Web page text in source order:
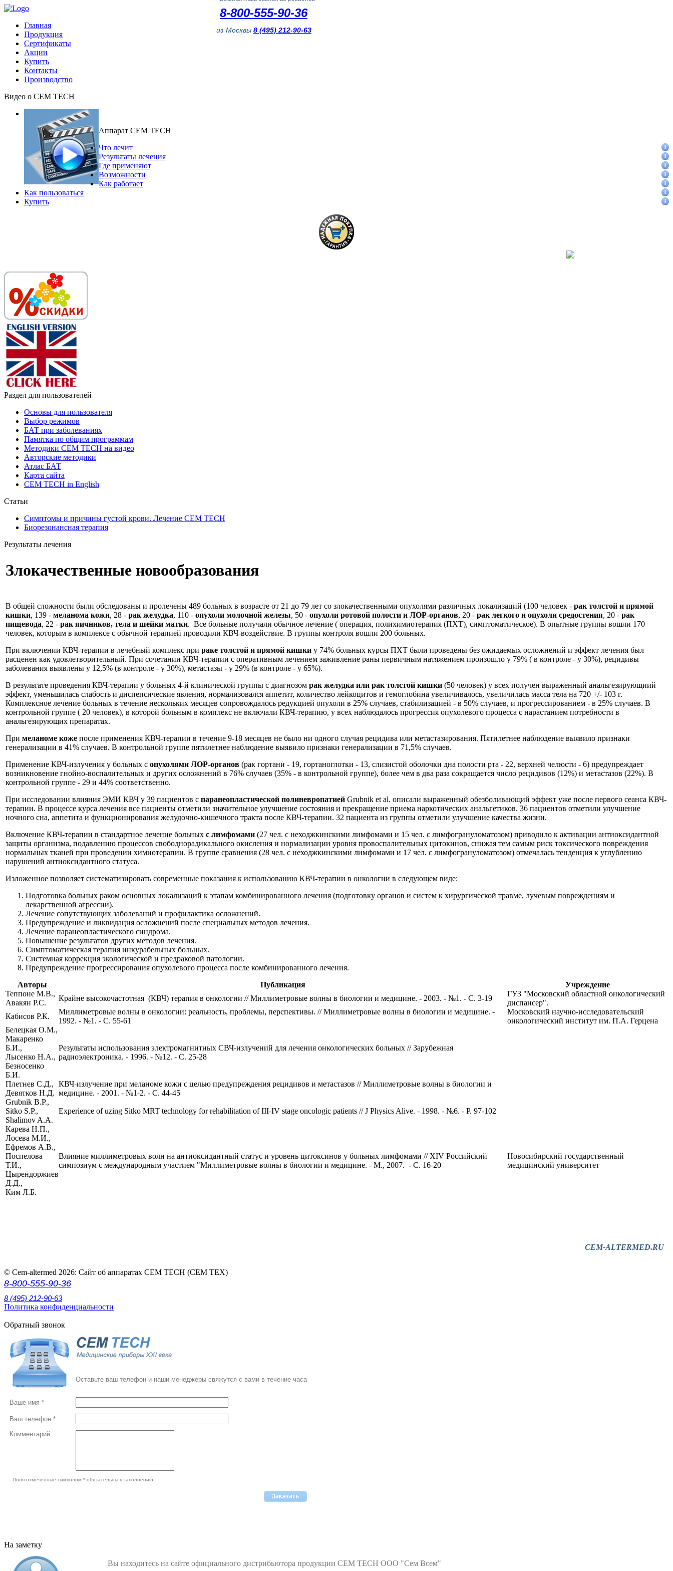
8-800-555-90-36
из Москвы 8 (495) 212-90-63
Главная
Продукция
Сертификаты
Акции
Купить
Контакты
Производство
Видео о CEM TECH
Аппарат CEM TECH
Что лечит
Результаты лечения
Где применяют
Возможности
Как работает
Как пользоваться
Купить
Раздел для пользователей
Основы для пользователя
Выбор режимов
БАТ при заболеваниях
Памятка по общим программам
Методики СЕМ ТЕСН на видео
Авторские методики
Атлас БАТ
Карта сайта
CEM TECH in English
Статьи
Симптомы и причины густой крови. Лечение СЕМ ТЕСН
Биорезонансная терапия
Результаты лечения
Злокачественные новообразования
В общей сложности были обследованы и пролечены 489 больных в возрасте от 21 до 79 лет со злокачественными опухолями различных локализаций (100 человек - рак толстой и прямой
кишки, 139 - меланома кожи, 28 - рак желудка, 110 - опухоли молочной железы, 50 - опухоли ротовой полости и ЛОР-органов, 20 - рак легкого и опухоли средостения, 20 - рак
пищевода, 22 - рак яичников, тела и шейки матки. Все больные получали обычное лечение ( операция, полихимиотерапия (ПХТ), симптоматическое). В опытные группы вошли 170
человек, которым в комплексе с обычной терапией проводили КВЧ-воздействие. В группы контроля вошли 200 больных.
При включении КВЧ-терапии в лечебный комплекс при раке толстой и прямой кишки у 74% больных курсы ПХТ были проведены без ожидаемых осложнений и эффект лечения был
расценен как удовлетворительный. При сочетании КВЧ-терапии с оперативным лечением заживление раны первичным натяжением произошло у 79% ( в контроле - у 30%), рецидивы
заболевания выявлены у 12,5% (в контроле - у 30%), метастазы - у 29% (в контроле - у 65%).
В результате проведения КВЧ-терапии у больных 4-й клинической группы с диагнозом рак желудка или рак толстой кишки (50 человек) у всех получен выраженный анальгезирующиий
эффект, уменьшилась слабость и диспепсические явления, нормализовался аппетит, количество лейкоцитов и гемоглобина увеличивалось, увеличилась масса тела на 720 +/- 103 г.
Комплексное лечение больных в течение нескольких месяцев сопровождалось редукцией опухоли в 25% случаев, стабилизацией - в 50% случаев, и прогрессированием - в 25% случаев. В
контрольной группе ( 20 человек), в которой больным в комплекс не включали КВЧ-терапию, у всех наблюдалось прогрессия опухолевого процесса с нарастанием потребности в
анальгезирующих препаратах.
При меланоме коже после применения КВЧ-терапии в течение 9-18 месяцев не было ни одного случая рецидива или метастазирования. Пятилетнее наблюдение выявило признаки
генерализации в 41% случаев. В контрольной группе пятилетнее наблюдение выявило признаки генерализации в 71,5% случаев.
Применение КВЧ-излучения у больных с опухолями ЛОР-органов (рак гортани - 19, гортаноглотки - 13, слизистой оболочки дна полости рта - 22, верхней челюсти - 6) предупреждает
возникновение гнойно-воспалительных и других осложнений в 76% случаев (35% - в контрольной группе), более чем в два раза сокращается число рецидивов (12%) и метастазов (22%). В
контрольной группе - 29 и 44% соответственно.
При исследовании влияния ЭМИ КВЧ у 39 пациентов с паранеопластической полиневропатией Grubnik et al. описали выраженный обезболивающий эффект уже после первого сеанса КВЧ-
терапии. В процессе курса лечения все пациенты отметили значительное улучшение состояния и прекращение приема наркотических анальгетиков. 36 пациентов отметили улучшение
ночного сна, аппетита и функционирования желудочно-кишечного тракта после КВЧ-терапии. 32 пациента из группы отметили улучшение качества жизни.
Включение КВЧ-терапии в стандартное лечение больных с лимфомами (27 чел. с неходжкинскими лимфомами и 15 чел. с лимфогрануломатозом) приводило к активации антиоксидантной
защиты организма, подавлению процессов свободнорадикального окисления и нормализации уровня провоспалительных цитокинов, снижая тем самым риск токсического повреждения
нормальных тканей при проведении химиотерапии. В группе сравнения (28 чел. с неходжкинскими лимфомами и 17 чел. с лимфогрануломатозом) отмечалась тенденция к углублению
нарушений антиоксидантного статуса.
Изложенное позволяет систематизировать современные показания к использованию КВЧ-терапии в онкологии в следующем виде:
Подготовка больных раком основных локализаций к этапам комбинированного лечения (подготовку органов и систем к хирургической травме, лучевым повреждениям и
лекарственной агрессии).
Лечение сопутствующих заболеваний и профилактика осложнений.
Предупреждение и ликвидация осложнений после специальных методов лечения.
Лечение паранеопластического синдрома.
Повышение результатов других методов лечения.
Симптоматическая терапия инкурабельных больных.
Системная коррекция экологической и предраковой патологии.
Предупреждение прогрессирования опухолевого процесса после комбинированного лечения.
Авторы
Публикация
Учреждение
Теппоне М.В.,
Авакян Р.С.
Крайне высокочастотная (КВЧ) терапия в онкологии // Миллиметровые волны в биологии и медицине. - 2003. - №1. - С. 3-19
ГУЗ "Московский областной онкологический
диспансер".
Кабисов Р.К.
Миллиметровые волны в онкологии: реальность, проблемы, перспективы. // Миллиметровые волны в биологии и медицине. -
1992. - №1. - С. 55-61
Московский научно-исследовательский
онкологический институт им. П.А. Герцена
Белецкая О.М.,
Макаренко
Б.И.,
Лысенко Н.А.,
Безносенко
Б.И.
Результаты использования электромагнитных СВЧ-излучений для лечения онкологических больных // Зарубежная
радиоэлектроника. - 1996. - №12. - С. 25-28
Плетнев С.Д.,
Девятков Н.Д.
КВЧ-излучение при меланоме кожи с целью предупреждения рецидивов и метастазов // Миллиметровые волны в биологии и
медицине. - 2001. - №1-2. - С. 44-45
Grubnik B.P.,
Sitko S.P.,
Shalimov A.A.
Experience of uzing Sitko MRT technology for rehabilitation of III-IV stage oncologic patients // J Physics Alive. - 1998. - №6. - Р. 97-102
Карева Н.П.,
Лосева М.И.,
Ефремов А.В.,
Поспелова
Т.И.,
Цырендоржиев
Д.Д.,
Ким Л.Б.
Влияние миллиметровых волн на антиоксидантный статус и уровень цитоксинов у больных лимфомами // ХIV Российский
симпозиум с международным участием "Миллиметровые волны в биологии и медицине. - М., 2007. - С. 16-20
Новосибирский государственный
медицинский университет
CEM-ALTERMED.RU
© Cem-altermed 2026: Сайт об аппаратах СЕМ ТЕСН (СЕМ ТЕХ)
8-800-555-90-36
8 (495) 212-90-63
Политика конфиденциальности
Обратный звонок
Оставьте ваш телефон и наши менеджеры свяжутся с вами в течение часа
Ваше имя *
Ваш телефон *
Комментарий
- Поля отмеченные символом * обязательны к заполнению.
На заметку
Вы находитесь на сайте официального дистрибьютора продукции CEM TECH ООО "Сем Всем"